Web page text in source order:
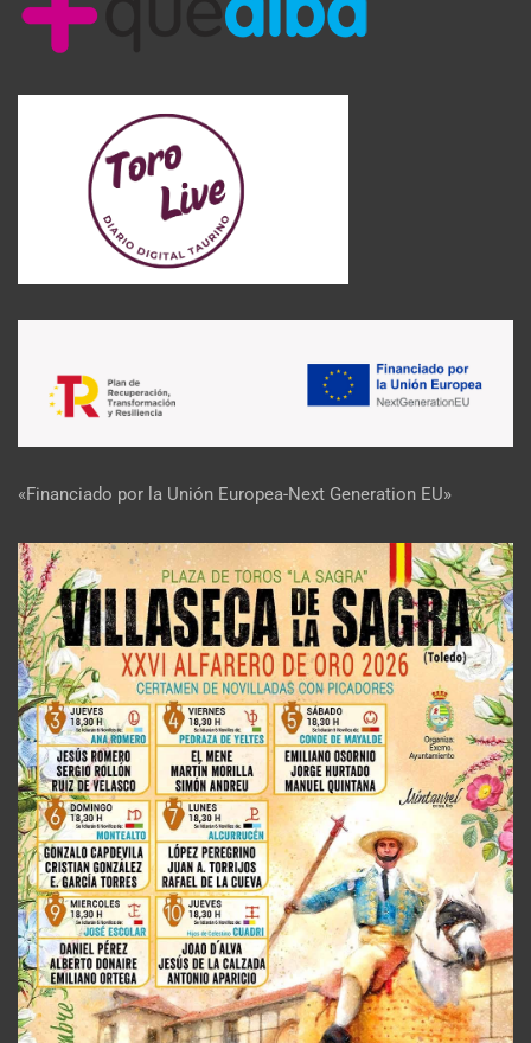
«Financiado por la Unión Europea-Next Generation EU»